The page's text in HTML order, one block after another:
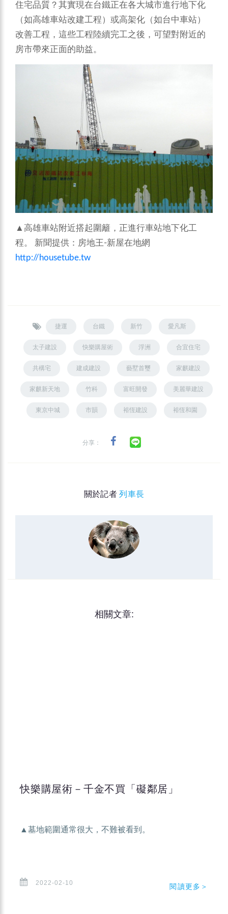
住宅品質？其實現在台鐵正在各大城市進行地下化
（如高雄車站改建工程）或高架化（如台中車站）
改善工程，這些工程陸續完工之後，可望對附近的
房市帶來正面的助益。
▲高雄車站附近搭起圍籬，正進行車站地下化工
程。 新聞提供：房地王-新屋在地網
http://housetube.tw
捷運 台鐵 新竹 愛凡斯
太子建設 快樂購屋術 浮洲 合宜住宅
共構宅 建成建設 藝墅首璽 家麒建設
家麒新天地 竹科 富旺開發 美麗華建設
東京中城 市韻 裕恆建設 裕恆和園
分享：
關於記者列車長
相關文章:
快樂購屋術－千金不買「礙鄰居」
▲墓地範圍通常很大，不難被看到。
2022-02-10 閱讀更多＞